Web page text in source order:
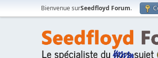
Bienvenue surSeedfloyd Forum.